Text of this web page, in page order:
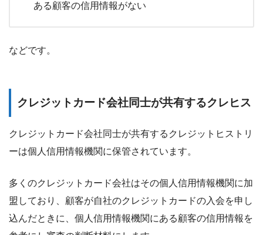
ある顧客の信用情報がない
などです。
クレジットカード会社同士が共有するクレヒス
クレジットカード会社同士が共有するクレジットヒストリ
ーは個人信用情報機関に保管されています。
多くのクレジットカード会社はその個人信用情報機関に加
盟しており、顧客が自社のクレジットカードの入会を申し
込んだときに、個人信用情報機関にある顧客の信用情報を